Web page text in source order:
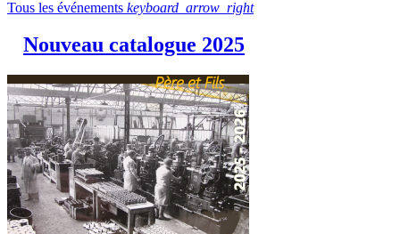
Tous les événements keyboard_arrow_right
Nouveau catalogue 2025